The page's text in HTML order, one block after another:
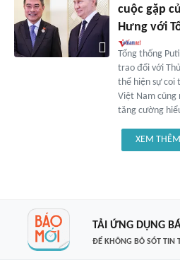
cuộc gặp
Hưng với
Tổng thống
trao đổi với
thể hiện sự coi
Việt Nam cũng
tăng cường
XEM THÊM
TẢI ỨNG DỤNG
ĐỂ KHÔNG BỎ SÓT TIN